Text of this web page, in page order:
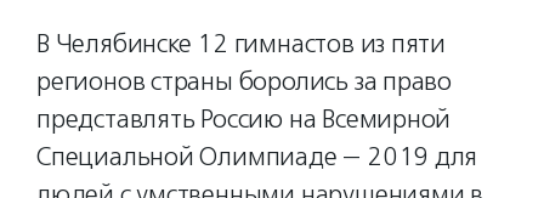
В Челябинске 12 гимнастов из пяти
регионов страны боролись за право
представлять Россию на Всемирной
Специальной Олимпиаде — 2019 для